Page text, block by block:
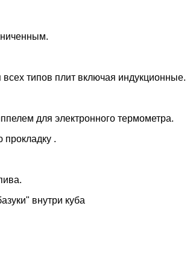
типов плит включая индукционные.
для электронного термометра.
.
внутри куба